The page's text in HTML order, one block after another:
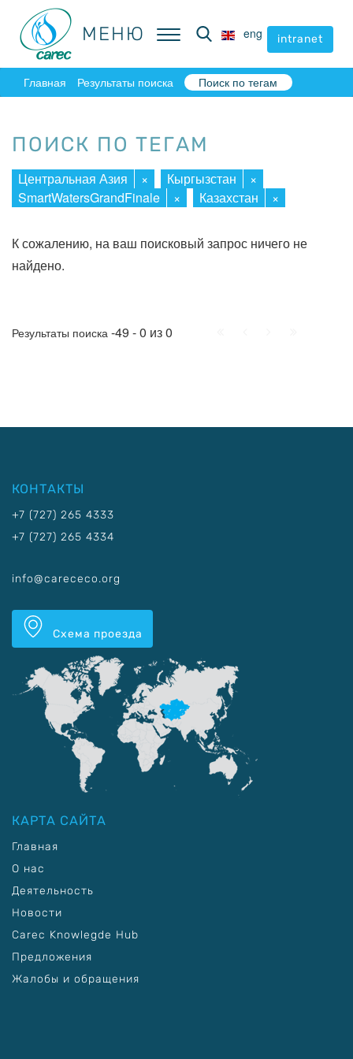
МЕНЮ eng intranet
МЕНЮ eng intranet
Главная Результаты поиска Поиск по тегам
ПОИСК ПО ТЕГАМ
Центральная Азия × Кыргызстан
×
SmartWatersGrandFinale
× Казахстан ×
К сожалению, на ваш поисковый запрос ничего не
найдено.
Результаты поиска -49 - 0 из 0
КОНТАКТЫ
+7 (727) 265 4333
+7 (727) 265 4334
info@carececo.org
Схема проезда
КАРТА САЙТА
Главная
О нас
Деятельность
Новости
Carec Knowlegde Hub
Предложения
Жалобы и обращения